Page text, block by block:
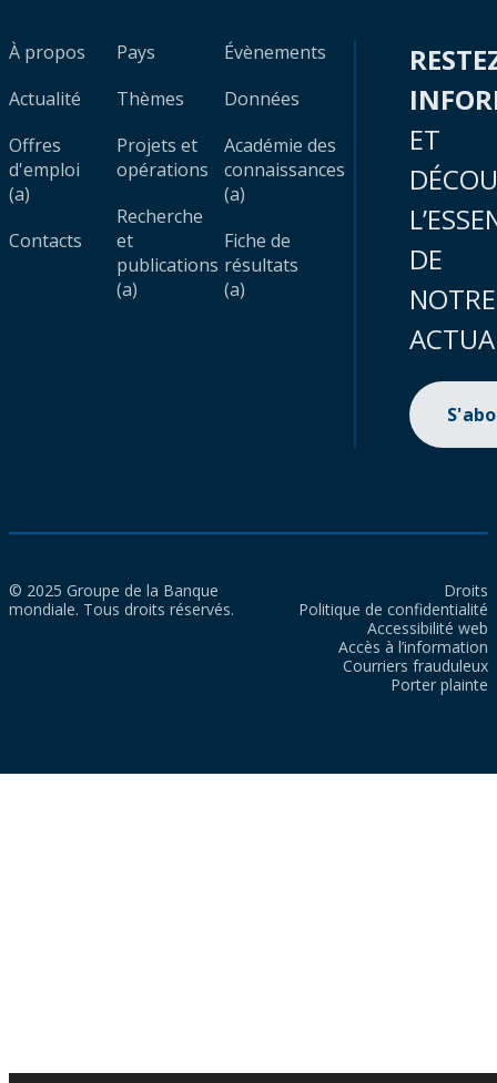
À propos
Actualité
Offres
d'emploi
(a)
Contacts
Pays
Thèmes
Projets et
opérations
Recherche
et
publications
(a)
Évènements
Données
Académie des
connaissances
(a)
Fiche de
résultats
(a)
ET
DE
NOTRE
© 2025 Groupe de la Banque
mondiale. Tous droits réservés.
Droits
Politique de confidentialité
Accessibilité web
Accès à l’information
Courriers frauduleux
Porter plainte